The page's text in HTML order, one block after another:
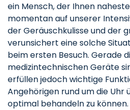
ein Mensch, der Ihnen
momentan auf unserer
der Geräuschkulisse und der
verunsichert eine solche
beim ersten Besuch. Gerade
medizintechnischen Geräte
erfüllen jedoch wichtige
Angehörigen rund um die Uhr
optimal behandeln zu können.